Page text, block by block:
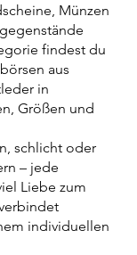
Münzen
findest du
aus
in
Größen und
schlicht oder
– jede
Liebe zum
individuellen